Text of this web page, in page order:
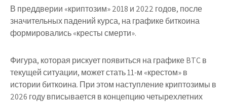
В преддверии «криптозим» 2018 и 2022 годов, после
значительных падений курса, на графике биткоина
формировались «кресты смерти».
Фигура, которая рискует появиться на графике BTC в
текущей ситуации, может стать 11-м «крестом» в
истории биткоина. При этом наступление криптозимы в
2026 году вписывается в концепцию четырехлетних